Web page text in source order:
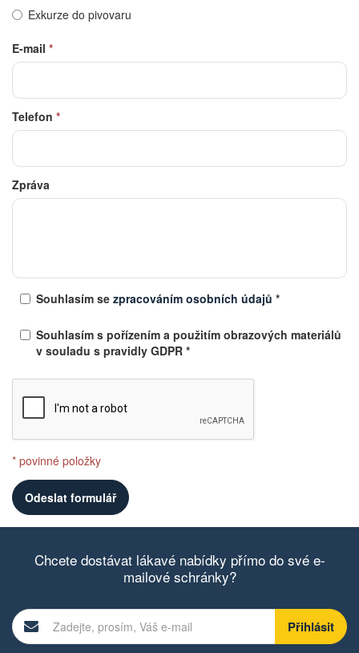
Exkurze do pivovaru
E-mail *
Telefon *
Zpráva
Souhlasím se zpracováním osobních údajů *
Souhlasím s pořízením a použitím obrazových materiálů
v souladu s pravidly GDPR *
* povinné položky
Chcete dostávat lákavé nabídky přímo do své e-
mailové schránky?